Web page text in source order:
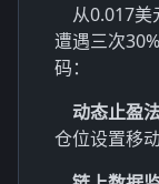
从0.017美
遭遇三次
码：
动态止盈
仓位设置移